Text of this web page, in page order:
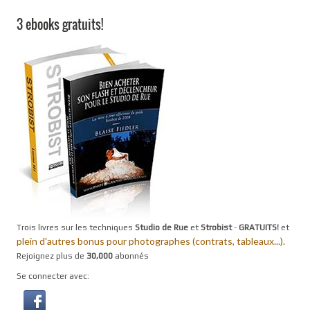
3 ebooks gratuits!
Trois livres sur les techniques Studio de Rue et Strobist- GRATUITS! et
plein d'autres bonus pour photographes (contrats, tableaux...).
Rejoignez plus de 30,000 abonnés
Se connecter avec: